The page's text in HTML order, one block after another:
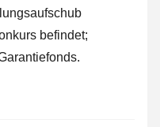
befindet;